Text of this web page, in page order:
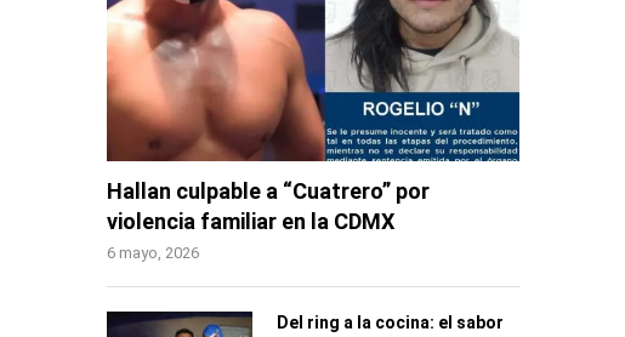
Hallan culpable a “Cuatrero” por
violencia familiar en la CDMX
6 mayo, 2026
Del ring a la cocina: el sabor